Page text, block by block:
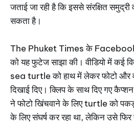
जताई जा रही है कि इससे संरक्षित
सकता है।
The Phuket Times के
को यह फुटेज साझा की। वीडियो में कई
sea turtle को हाथ में लेकर फोटो और
दिखाई दिए। क्लिप के साथ दिए गए
ने फोटो खिंचवाने के लिए turtle को
के लिए संघर्ष कर रहा था, लेकिन उसे